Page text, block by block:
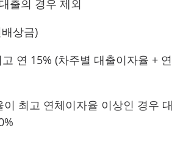
출의 경우 제외
상금)
연 15% (차주별 대출이자율 + 연
최고 연체이자율 이상인 경우 대